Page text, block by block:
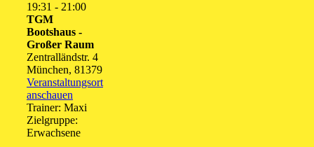
19:31 - 21:00
TGM
Bootshaus -
Großer Raum
Zentralländstr. 4
München, 81379
Veranstaltungsort
anschauen
Trainer: Maxi
Zielgruppe:
Erwachsene